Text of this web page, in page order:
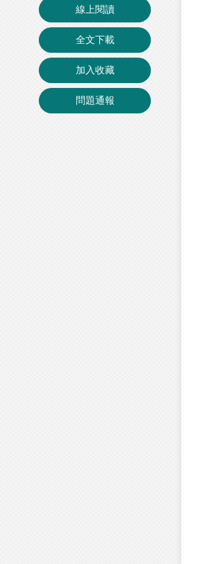
線上閱讀
全文下載
加入收藏
問題通報